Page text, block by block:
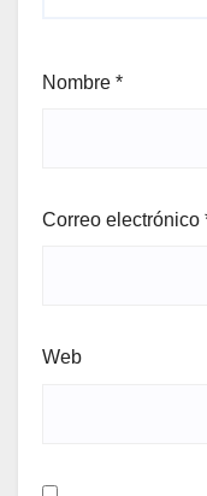
Nombre *
Correo electrónico
Web